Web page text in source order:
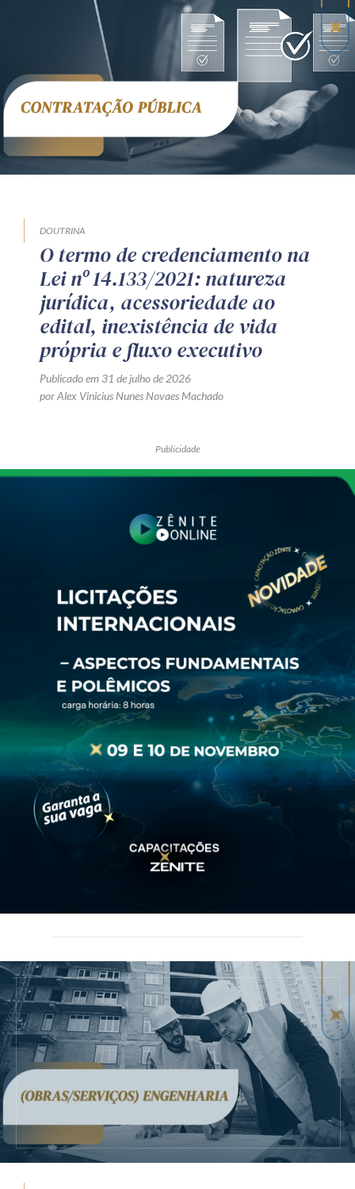
DOUTRINA
O termo de credenciamento na
Lei nº 14.133/2021: natureza
jurídica, acessoriedade ao
edital, inexistência de vida
própria e fluxo executivo
Publicado em 31 de julho de 2026
por Alex Vinicius Nunes Novaes Machado
Publicidade